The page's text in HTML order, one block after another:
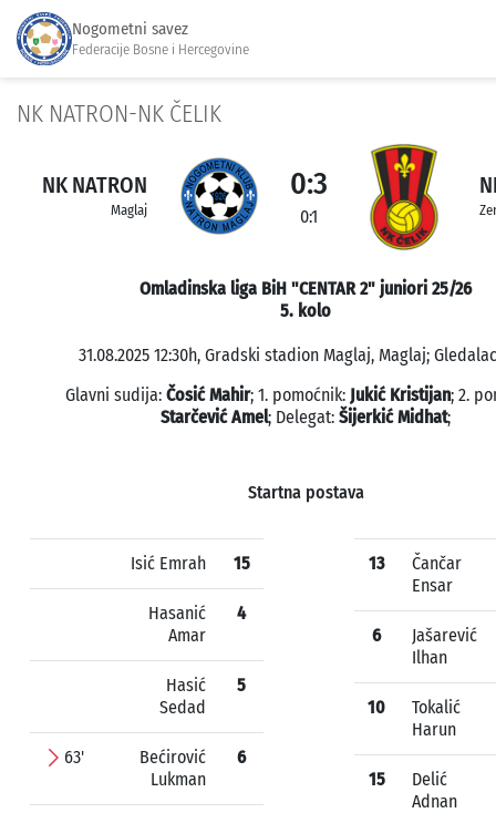
Nogometni savez
Federacije Bosne i Hercegovine
NK NATRON-NK ČELIK
NK NATRON
Maglaj
0:3
0:1
Omladinska liga BiH "CENTAR 2" juniori 25/26
5. kolo
31.08.2025 12:30h, Gradski stadion Maglaj, Maglaj;
Glavni sudija: Čosić Mahir; 1. pomoćnik: Jukić Kristijan; 2.
Starčević Amel; Delegat: Šijerkić Midhat;
Startna postava
Isić Emrah 15
Hasanić
Amar
4
Hasić
Sedad
5
63'
Bećirović
Lukman
6
13
Čančar
Ensar
6
Jašarević
Ilhan
10
Tokalić
Harun
15
Delić
Adnan